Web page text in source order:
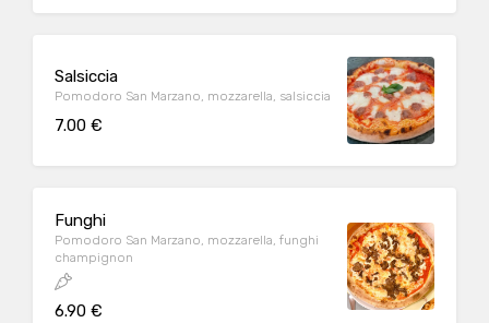
Salsiccia
Pomodoro San Marzano, mozzarella, salsiccia
7.00 €
Funghi
Pomodoro San Marzano, mozzarella, funghi
champignon
6.90 €